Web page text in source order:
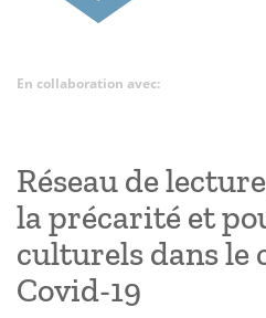
En collaboration avec:
Réseau de
la précarité et
culturels dans le
Covid-19